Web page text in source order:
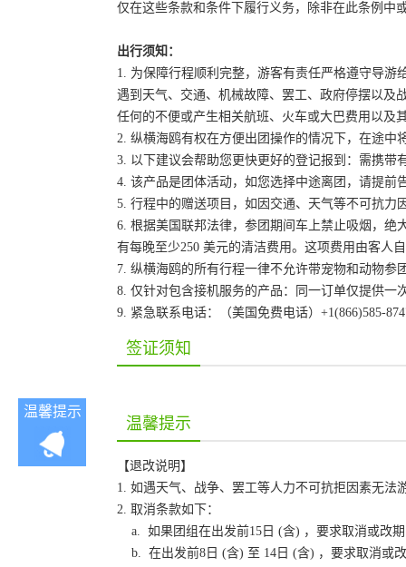
仅在这些条款和条件下履行义务，除非在此条例中
出行须知：
1. 为保障行程顺利完整，游客有责任严格遵守导
遇到天气、交通、机械故障、罢工、政府停摆以及
任何的不便或产生相关航班、火车或大巴费用以及
2. 纵横海鸥有权在方便出团操作的情况下，在途
3. 以下建议会帮助您更快更好的登记报到：需携
4. 该产品是团体活动，如您选择中途离团，请提
5. 行程中的赠送项目，如因交通、天气等不可抗
6. 根据美国联邦法律，参团期间车上禁止吸烟，
有每晚至少250 美元的清洁费用。这项费用由客人
7. 纵横海鸥的所有行程一律不允许带宠物和动物参
8. 仅针对包含接机服务的产品：同一订单仅提供
9. 紧急联系电话：（美国免费电话）+1(866)585-
签证须知
温馨提示
温馨提示
【退改说明】
1. 如遇天气、战争、罢工等人力不可抗拒因素无
2. 取消条款如下：
a. 如果团组在出发前15日 (含) ，要求取消或改
b. 在出发前8日 (含) 至 14日 (含) ，要求取消或